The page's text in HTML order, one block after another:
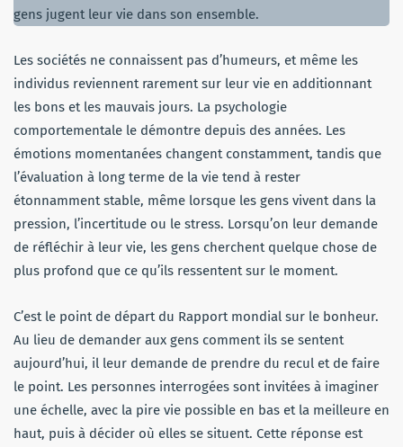
gens jugent leur vie dans son ensemble.
Les sociétés ne connaissent pas d’humeurs, et même les
individus reviennent rarement sur leur vie en additionnant
les bons et les mauvais jours. La psychologie
comportementale le démontre depuis des années. Les
émotions momentanées changent constamment, tandis que
l’évaluation à long terme de la vie tend à rester
étonnamment stable, même lorsque les gens vivent dans la
pression, l’incertitude ou le stress. Lorsqu’on leur demande
de réfléchir à leur vie, les gens cherchent quelque chose de
plus profond que ce qu’ils ressentent sur le moment.
C’est le point de départ du Rapport mondial sur le bonheur.
Au lieu de demander aux gens comment ils se sentent
aujourd’hui, il leur demande de prendre du recul et de faire
le point. Les personnes interrogées sont invitées à imaginer
une échelle, avec la pire vie possible en bas et la meilleure en
haut, puis à décider où elles se situent. Cette réponse est